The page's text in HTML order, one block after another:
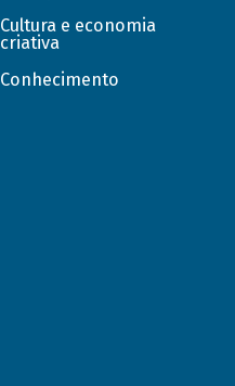
Cultura e economia
criativa
Conhecimento